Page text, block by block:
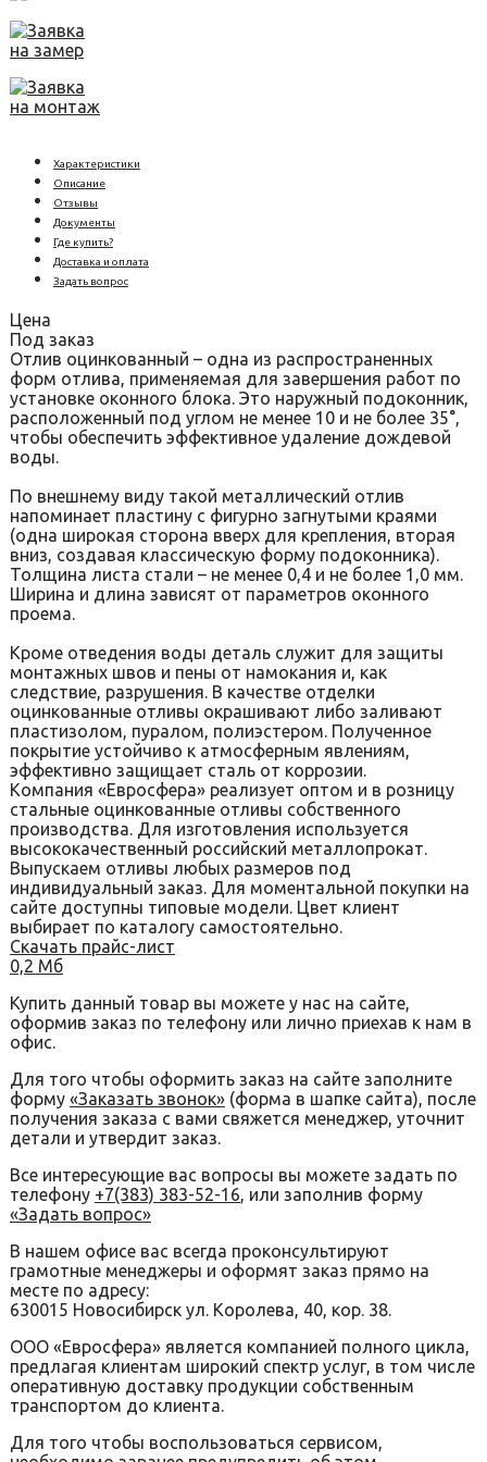
Заявка
на замер
Заявка
на монтаж
Характеристики
Описание
Отзывы
Документы
Где купить?
Доставка и оплата
Задать вопрос
Цена
Под заказ
Отлив оцинкованный – одна из распространенных
форм отлива, применяемая для завершения работ по
установке оконного блока. Это наружный подоконник,
расположенный под углом не менее 10 и не более 35°,
чтобы обеспечить эффективное удаление дождевой
воды.
По внешнему виду такой металлический отлив
напоминает пластину с фигурно загнутыми краями
(одна широкая сторона вверх для крепления, вторая
вниз, создавая классическую форму подоконника).
Толщина листа стали – не менее 0,4 и не более 1,0 мм.
Ширина и длина зависят от параметров оконного
проема.
Кроме отведения воды деталь служит для защиты
монтажных швов и пены от намокания и, как
следствие, разрушения. В качестве отделки
оцинкованные отливы окрашивают либо заливают
пластизолом, пуралом, полиэстером. Полученное
покрытие устойчиво к атмосферным явлениям,
эффективно защищает сталь от коррозии.
Компания «Евросфера» реализует оптом и в розницу
стальные оцинкованные отливы собственного
производства. Для изготовления используется
высококачественный российский металлопрокат.
Выпускаем отливы любых размеров под
индивидуальный заказ. Для моментальной покупки на
сайте доступны типовые модели. Цвет клиент
выбирает по каталогу самостоятельно.
Скачать прайс-лист
0,2 Мб
Купить данный товар вы можете у нас на сайте,
оформив заказ по телефону или лично приехав к нам в
офис.
Для того чтобы оформить заказ на сайте заполните
форму «Заказать звонок» (форма в шапке сайта), после
получения заказа с вами свяжется менеджер, уточнит
детали и утвердит заказ.
Все интересующие вас вопросы вы можете задать по
телефону +7(383) 383-52-16, или заполнив форму
«Задать вопрос»
В нашем офисе вас всегда проконсультируют
грамотные менеджеры и оформят заказ прямо на
месте по адресу:
630015 Новосибирск ул. Королева, 40, кор. 38.
ООО «Евросфера» является компанией полного цикла,
предлагая клиентам широкий спектр услуг, в том числе
оперативную доставку продукции собственным
транспортом до клиента.
Для того чтобы воспользоваться сервисом,